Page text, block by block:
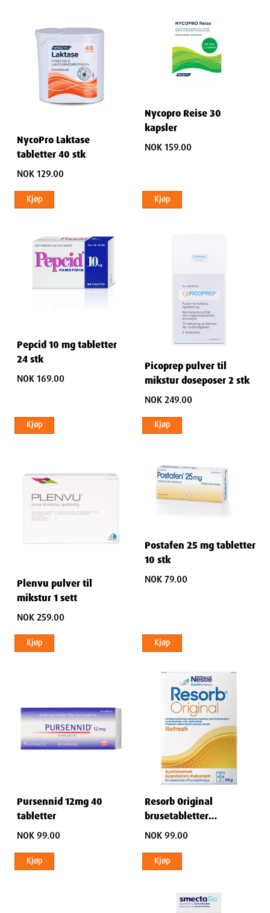
NycoPro Laktase
tabletter 40 stk
NOK 129.00
Kjøp
Nycopro Reise 30
kapsler
NOK 159.00
Kjøp
Pepcid 10 mg tabletter
24 stk
NOK 169.00
Kjøp
Picoprep pulver til
mikstur doseposer 2 stk
NOK 249.00
Kjøp
Plenvu pulver til
mikstur 1 sett
NOK 259.00
Kjøp
Postafen 25 mg tabletter
10 stk
NOK 79.00
Kjøp
Pursennid 12mg 40
tabletter
NOK 99.00
Kjøp
Resorb Original
brusetabletter
appelsinsmak 2x10 stk
NOK 99.00
Kjøp